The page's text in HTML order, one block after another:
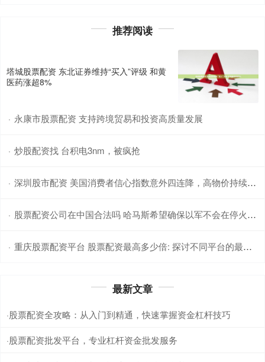
推荐阅读
塔城股票配资 东北证券维持“买入”评级 和黄
医药涨超8%
· 永康市股票配资 支持跨境贸易和投资高质量发展
· 炒股配资找 台积电3nm，被疯抢
· 深圳股市配资 美国消费者信心指数意外四连降，高物价持续侵蚀经济信心
· 股票配资公司在中国合法吗 哈马斯希望确保以军不会在停火协议第一阶段后恢复军事行动
· 重庆股票配资平台 股票配资最高多少倍: 探讨不同平台的最大杠杆比例
最新文章
·股票配资全攻略：从入门到精通，快速掌握资金杠杆技巧
·股票配资批发平台，专业杠杆资金批发服务